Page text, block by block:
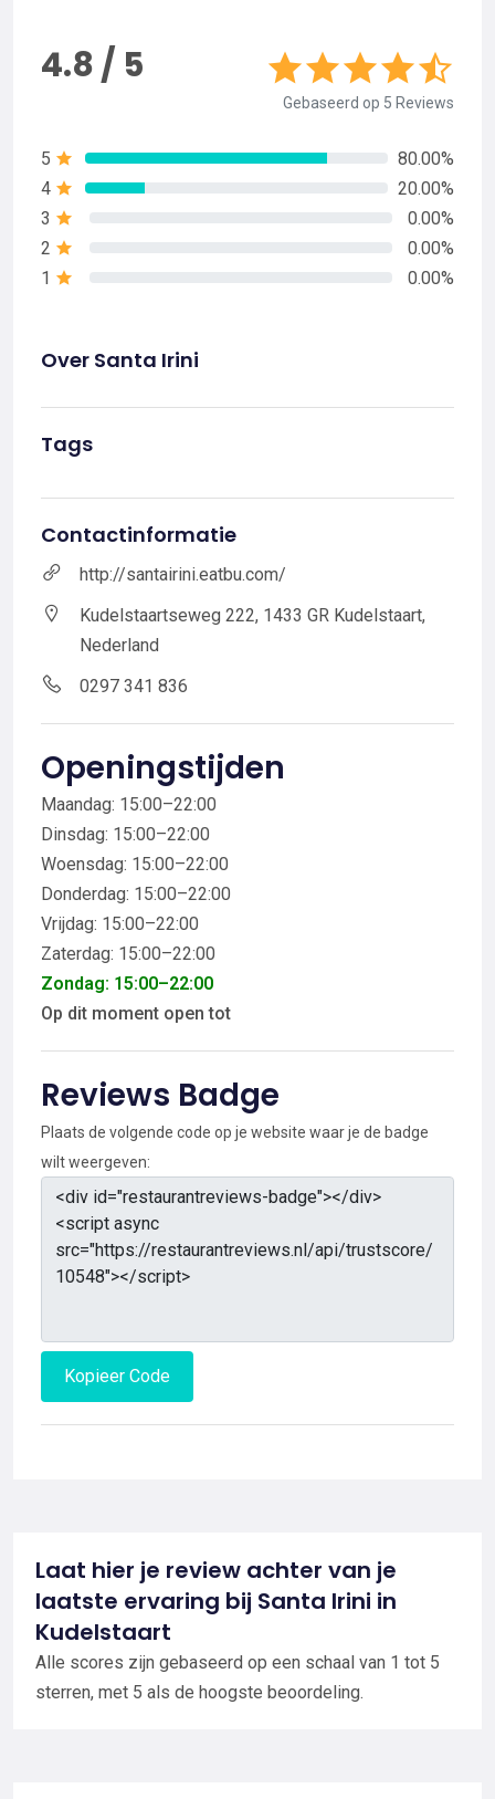
4.8 / 5
Gebaseerd op 5 Reviews
5
80.00%
4
20.00%
3
0.00%
2
0.00%
1
0.00%
Over Santa Irini
Tags
Contactinformatie
http://santairini.eatbu.com/
Kudelstaartseweg 222, 1433 GR Kudelstaart,
Nederland
0297 341 836
Openingstijden
Maandag: 15:00–22:00
Dinsdag: 15:00–22:00
Woensdag: 15:00–22:00
Donderdag: 15:00–22:00
Vrijdag: 15:00–22:00
Zaterdag: 15:00–22:00
Zondag: 15:00–22:00
Op dit moment open tot
Reviews Badge
Plaats de volgende code op je website waar je de badge
wilt weergeven:
Kopieer Code
Laat hier je review achter van je
laatste ervaring bij Santa Irini in
Kudelstaart
Alle scores zijn gebaseerd op een schaal van 1 tot 5
sterren, met 5 als de hoogste beoordeling.